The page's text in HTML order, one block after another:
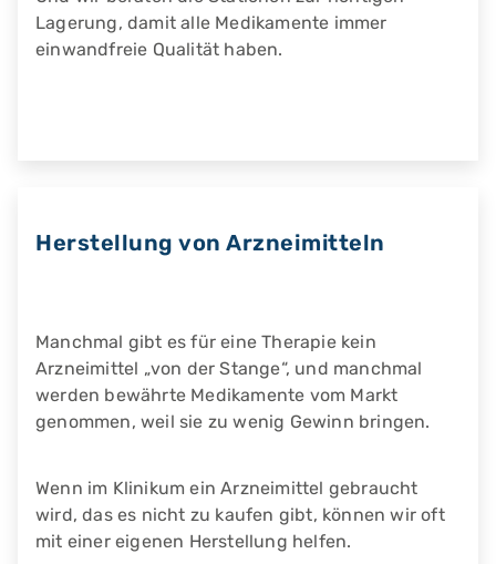
Lagerung, damit alle Medikamente immer
einwandfreie Qualität haben.
Herstellung von Arzneimitteln
Manchmal gibt es für eine Therapie kein
Arzneimittel „von der Stange“, und manchmal
werden bewährte Medikamente vom Markt
genommen, weil sie zu wenig Gewinn bringen.
Wenn im Klinikum ein Arzneimittel gebraucht
wird, das es nicht zu kaufen gibt, können wir oft
mit einer eigenen Herstellung helfen.